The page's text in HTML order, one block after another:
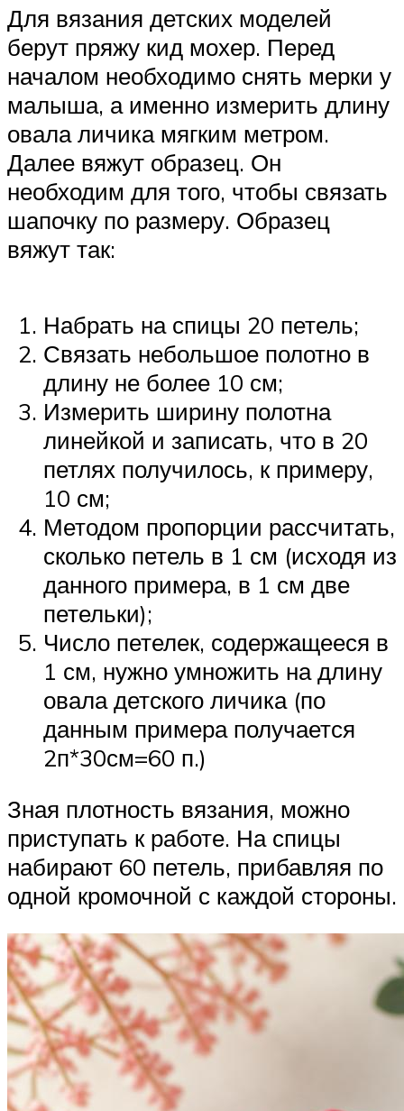
Для вязания детских моделей
берут пряжу кид мохер. Перед
началом необходимо снять мерки у
малыша, а именно измерить длину
овала личика мягким метром.
Далее вяжут образец. Он
необходим для того, чтобы связать
шапочку по размеру. Образец
вяжут так:
Набрать на спицы 20 петель;
Связать небольшое полотно в
длину не более 10 см;
Измерить ширину полотна
линейкой и записать, что в 20
петлях получилось, к примеру,
10 см;
Методом пропорции рассчитать,
сколько петель в 1 см (исходя из
данного примера, в 1 см две
петельки);
Число петелек, содержащееся в
1 см, нужно умножить на длину
овала детского личика (по
данным примера получается
2п*30см=60 п.)
Зная плотность вязания, можно
приступать к работе. На спицы
набирают 60 петель, прибавляя по
одной кромочной с каждой стороны.